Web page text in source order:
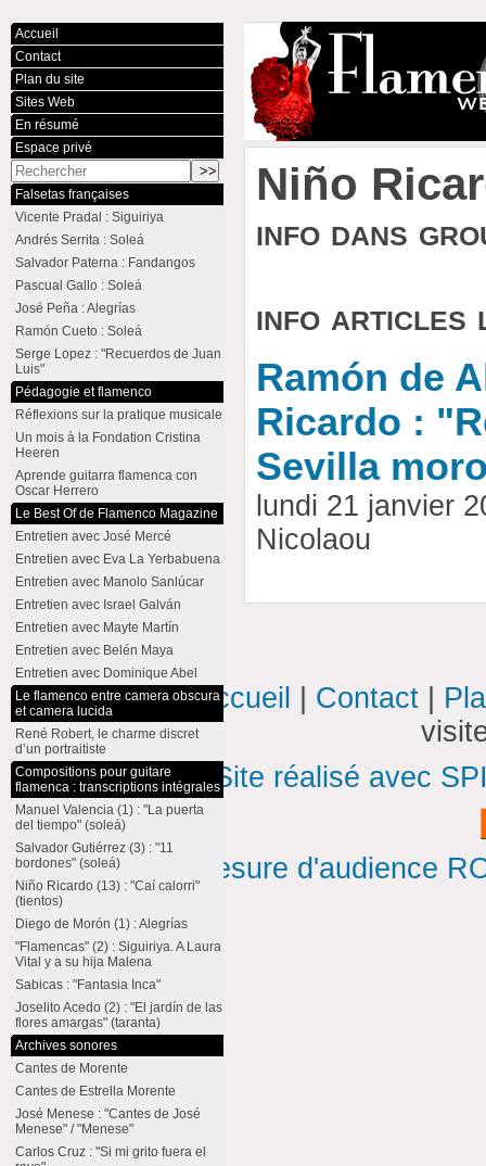
Niño
info dans
info articles
Ramón de
Ricardo :
Sevilla
lundi 21 janvier
Nicolaou
Accueil
Contact
Plan du site
Sites Web
En résumé
Espace privé
Falsetas françaises
Vicente Pradal : Siguiriya
Andrés Serrita : Soleá
Salvador Paterna : Fandangos
Pascual Gallo : Soleá
José Peña : Alegrías
Ramón Cueto : Soleá
Serge Lopez : "Recuerdos de Juan
Luis"
Pédagogie et flamenco
Réflexions sur la pratique musicale
Un mois à la Fondation Cristina
Heeren
Aprende guitarra flamenca con
Oscar Herrero
Le Best Of de Flamenco Magazine
Entretien avec José Mercé
Entretien avec Eva La Yerbabuena
Entretien avec Manolo Sanlúcar
Entretien avec Israel Galván
Entretien avec Mayte Martín
Entretien avec Belén Maya
Entretien avec Dominique Abel
Le flamenco entre camera obscura
et camera lucida
René Robert, le charme discret
d’un portraitiste
Compositions pour guitare
flamenca : transcriptions intégrales
Manuel Valencia (1) : "La puerta
del tiempo" (soleá)
Salvador Gutiérrez (3) : "11
bordones" (soleá)
Niño Ricardo (13) : "Caí calorri"
(tientos)
Diego de Morón (1) : Alegrías
"Flamencas" (2) : Siguiriya. A Laura
Vital y a su hija Malena
Sabicas : "Fantasia Inca"
Joselito Acedo (2) : "El jardín de las
flores amargas" (taranta)
Archives sonores
Cantes de Morente
Cantes de Estrella Morente
José Menese : "Cantes de José
Menese" / "Menese"
Carlos Cruz : "Si mi grito fuera el
Accueil Contact
Site réalisé avec
Mesure d'audience